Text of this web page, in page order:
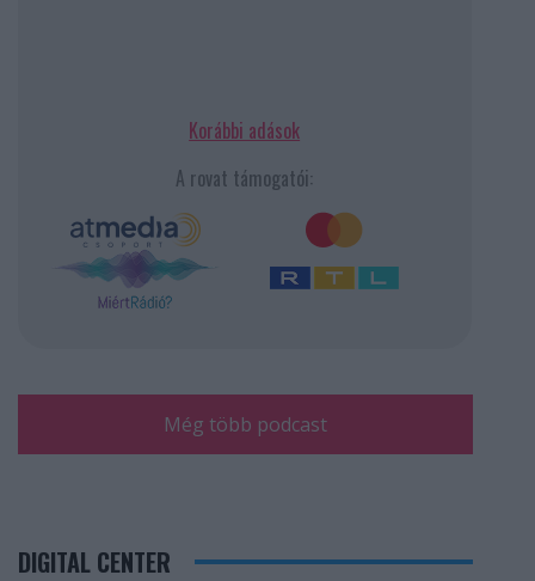
Korábbi adások
A rovat támogatói:
Még több podcast
DIGITAL CENTER